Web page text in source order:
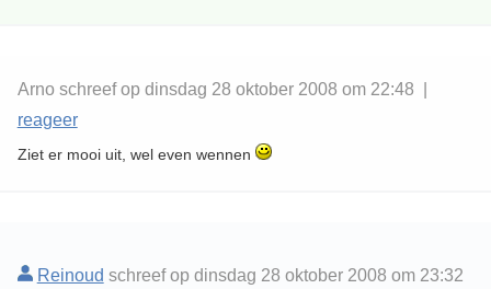
Arno schreef op dinsdag 28 oktober 2008 om 22:48 |
reageer
Ziet er mooi uit, wel even wennen
Reinoud schreef op dinsdag 28 oktober 2008 om 23:32